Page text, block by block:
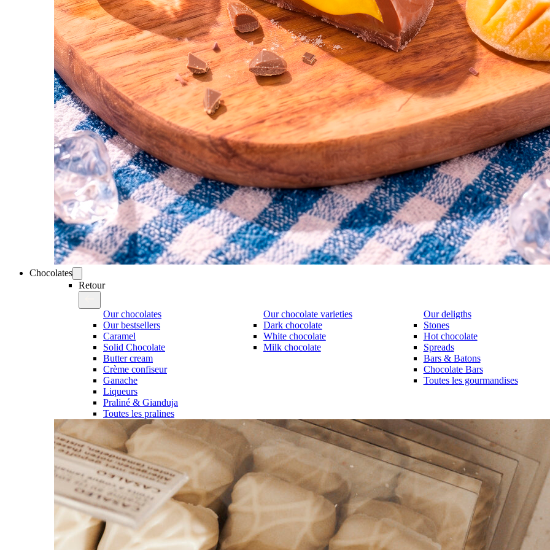
Chocolates
Retour
Our chocolates
Our bestsellers
Caramel
Solid Chocolate
Butter cream
Crème confiseur
Ganache
Liqueurs
Praliné & Gianduja
Toutes les pralines
Our chocolate varieties
Dark chocolate
White chocolate
Milk chocolate
Our deligths
Stones
Hot chocolate
Spreads
Bars & Batons
Chocolate Bars
Toutes les gourmandises